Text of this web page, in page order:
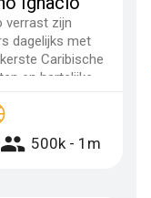
verrast zijn
dagelijks met
Caribische
en hartelijke,...
500k - 1m